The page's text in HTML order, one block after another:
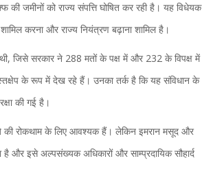
जमीनों को राज्य संपत्ति घोषित कर रही है। यह विधेयक
करना और राज्य नियंत्रण बढ़ाना शामिल है।
जिसे सरकार ने 288 मतों के पक्ष में और 232 के विपक्ष में
के रूप में देख रहे हैं। उनका तर्क है कि यह संविधान के
की गई है।
की रोकथाम के लिए आवश्यक हैं। लेकिन इमरान मसूद और
और इसे अल्पसंख्यक अधिकारों और साम्प्रदायिक सौहार्द